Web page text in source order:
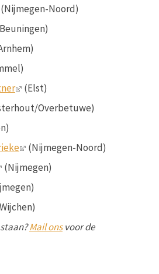
(Nijmegen-Noord)
(Elst)
Overbetuwe)
(Nijmegen-Noord)
(Nijmegen)
Mail onsvoor de